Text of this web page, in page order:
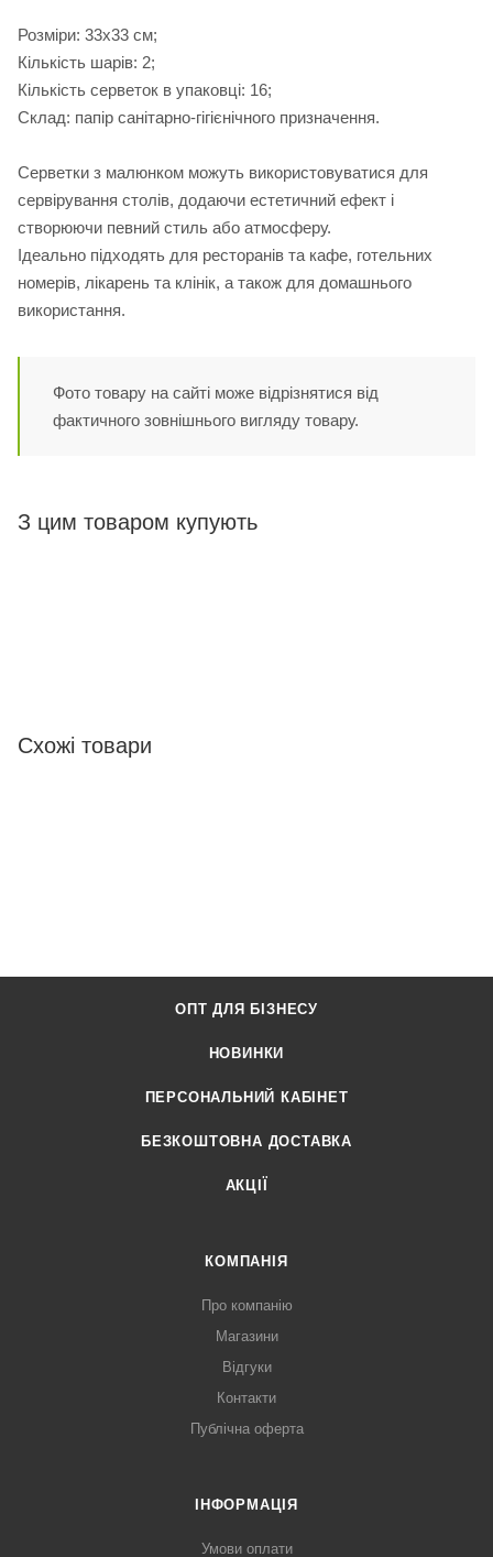
Розміри: 33х33 см;
Кількість шарів: 2;
Кількість серветок в упаковці: 16;
Склад: папір санітарно-гігієнічного призначення.
Серветки з малюнком можуть використовуватися для
сервірування столів, додаючи естетичний ефект і
створюючи певний стиль або атмосферу.
Ідеально підходять для ресторанів та кафе, готельних
номерів, лікарень та клінік, а також для домашнього
використання.
Фото товару на сайті може відрізнятися від
фактичного зовнішнього вигляду товару.
З цим товаром купують
Схожі товари
ОПТ ДЛЯ БІЗНЕСУ
НОВИНКИ
ПЕРСОНАЛЬНИЙ КАБІНЕТ
БЕЗКОШТОВНА ДОСТАВКА
АКЦІЇ
КОМПАНІЯ
Про компанію
Магазини
Відгуки
Контакти
Публічна оферта
ІНФОРМАЦІЯ
Умови оплати